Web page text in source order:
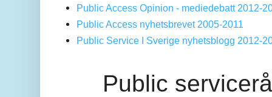
Public Access Opinion - mediedebatt 2012-
Public Access nyhetsbrevet 2005-2011
Public Service I Sverige nyhetsblogg 2012-
Public